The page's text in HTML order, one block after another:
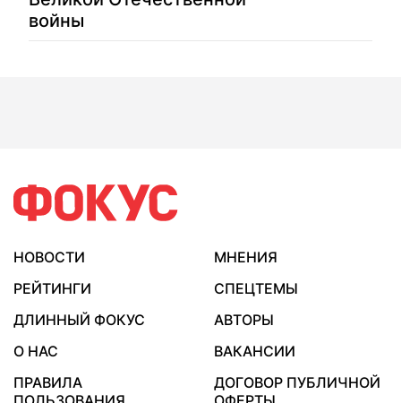
войны
НОВОСТИ
МНЕНИЯ
РЕЙТИНГИ
СПЕЦТЕМЫ
ДЛИННЫЙ ФОКУС
АВТОРЫ
О НАС
ВАКАНСИИ
ПРАВИЛА
ДОГОВОР ПУБЛИЧНОЙ